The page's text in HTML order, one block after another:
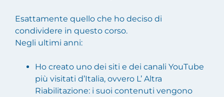
Esattamente quello che ho deciso di
condividere in questo corso.
Negli ultimi anni:
Ho creato uno dei siti e dei canali YouTube
più visitati d’Italia, ovvero L’ Altra
Riabilitazione: i suoi contenuti vengono